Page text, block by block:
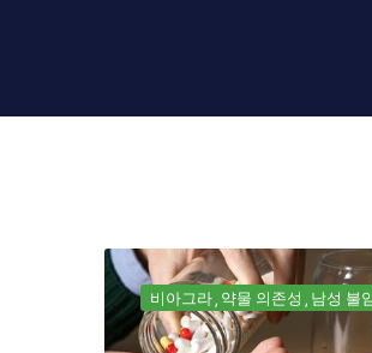
비아그라 약물 의존성 남성 불